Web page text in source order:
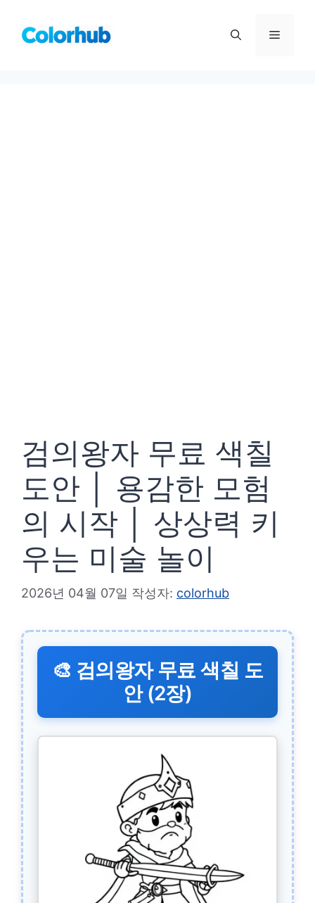
메
검의왕자 무료 색칠
도안 │ 용감한 모험
의 시작 │ 상상력 키
우는 미술 놀이
2026년 04월 07일 작성자: colorhub
🎨 검의왕자 무료 색칠 도
안 (2장)